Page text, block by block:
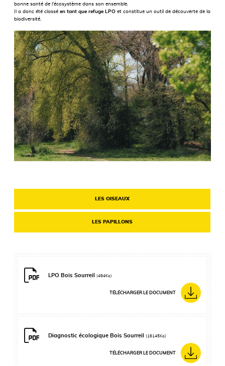
bonne santé de l’écosystème dans son ensemble.
Il a donc été classéen tant que refuge LPOet constitue un outil de découverte de la
biodiversité.
LES OISEAUX
LES PAPILLONS
LPO Bois Sourreil(494Ko)
TÉLÉCHARGER LE DOCUMENT
Diagnostic écologique Bois Sourreil(16145Ko)
TÉLÉCHARGER LE DOCUMENT